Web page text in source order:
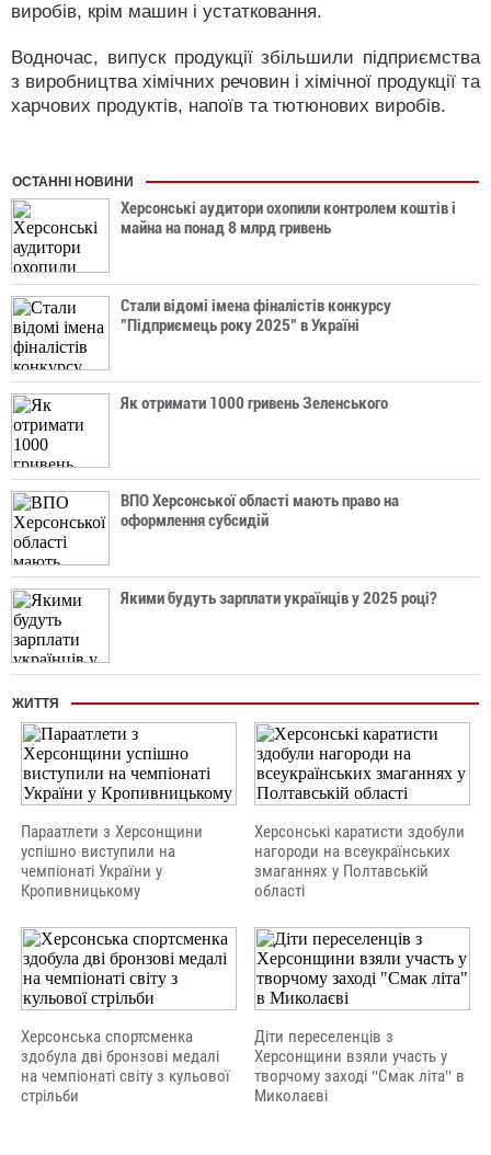
виробів, крім машин і устатковання.
Водночас, випуск продукції збільшили підприємства
з виробництва хімічних речовин і хімічної продукції та
харчових продуктів, напоїв та тютюнових виробів.
ОСТАННІ НОВИНИ
Херсонські аудитори охопили контролем коштів і
майна на понад 8 млрд гривень
Стали відомі імена фіналістів конкурсу
"Підприємець року 2025" в Україні
Як отримати 1000 гривень Зеленського
ВПО Херсонської області мають право на
оформлення субсидій
Якими будуть зарплати українців у 2025 році?
ЖИТТЯ
Параатлети з Херсонщини
успішно виступили на
чемпіонаті України у
Кропивницькому
Херсонські каратисти здобули
нагороди на всеукраїнських
змаганнях у Полтавській
області
Херсонська спортсменка
здобула дві бронзові медалі
на чемпіонаті світу з кульової
стрільби
Діти переселенців з
Херсонщини взяли участь у
творчому заході "Смак літа" в
Миколаєві